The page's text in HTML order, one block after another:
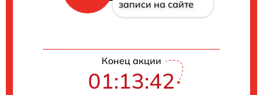
записи на сайте
Конец акции
01:13:41